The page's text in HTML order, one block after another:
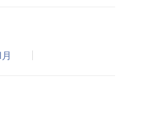
月